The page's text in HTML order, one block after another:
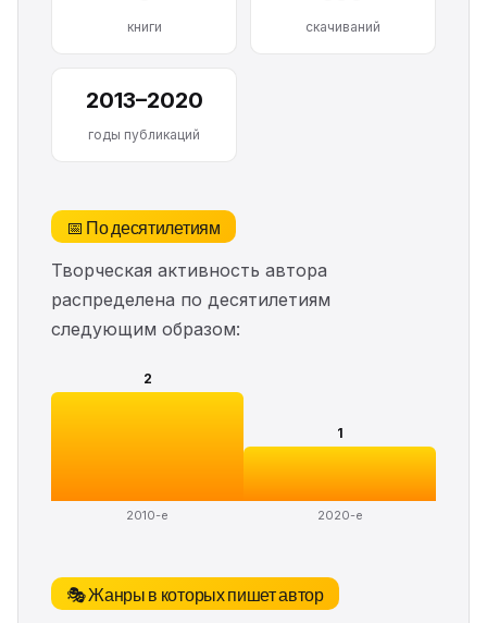
книги скачиваний
2013–2020
годы публикаций
📅 По десятилетиям
Творческая активность автора
распределена по десятилетиям
следующим образом:
2
2010-е
1
2020-е
🎭 Жанры в которых пишет автор